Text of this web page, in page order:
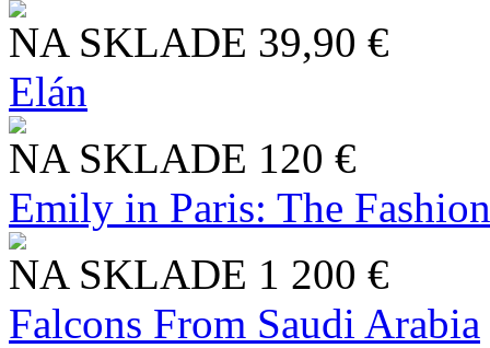
NA SKLADE 39,90 €
Elán
NA SKLADE 120 €
Emily in Paris: The
NA SKLADE 1 200 €
Falcons From Saudi Arabia